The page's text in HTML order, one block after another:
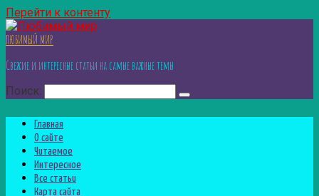
Перейти к контенту
ЛЮБИМЫЙ МИР
Свежие и интересные статьи на самые важные темы
Поиск:
Главная
О сайте
Читаемое
Интересное
Все статьи
Карта сайта